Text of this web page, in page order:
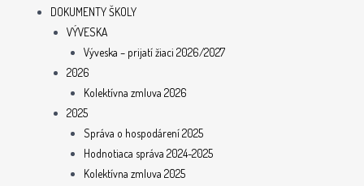
DOKUMENTY ŠKOLY
VÝVESKA
Výveska – prijatí žiaci 2026/2027
2026
Kolektívna zmluva 2026
2025
Správa o hospodárení 2025
Hodnotiaca správa 2024-2025
Kolektívna zmluva 2025